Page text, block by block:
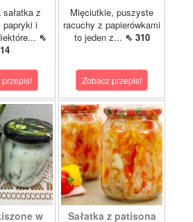
sałatka z
papryki i
⇖
Mięciutkie, puszyste
racuchy z papierówkami
to jeden z... ⇖ 310
Zobacz przepis!
w Sałatka z patisona